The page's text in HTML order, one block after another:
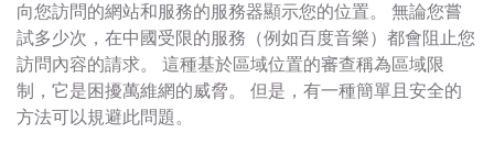
向您訪問的網站和服務的服務器顯示您的位置。 無論您嘗
試多少次，在中國受限的服務（例如百度音樂）都會阻止您
訪問內容的請求。 這種基於區域位置的審查稱為區域限
制，它是困擾萬維網的威脅。 但是，有一種簡單且安全的
方法可以規避此問題。